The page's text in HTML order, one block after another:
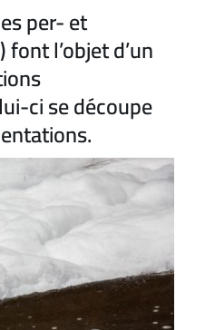
per- et
l’objet d’un
ci se découpe